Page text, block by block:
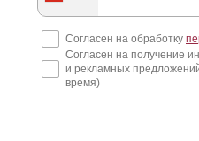
Согласен на обработку
Согласен на получение
и рекламных
время)